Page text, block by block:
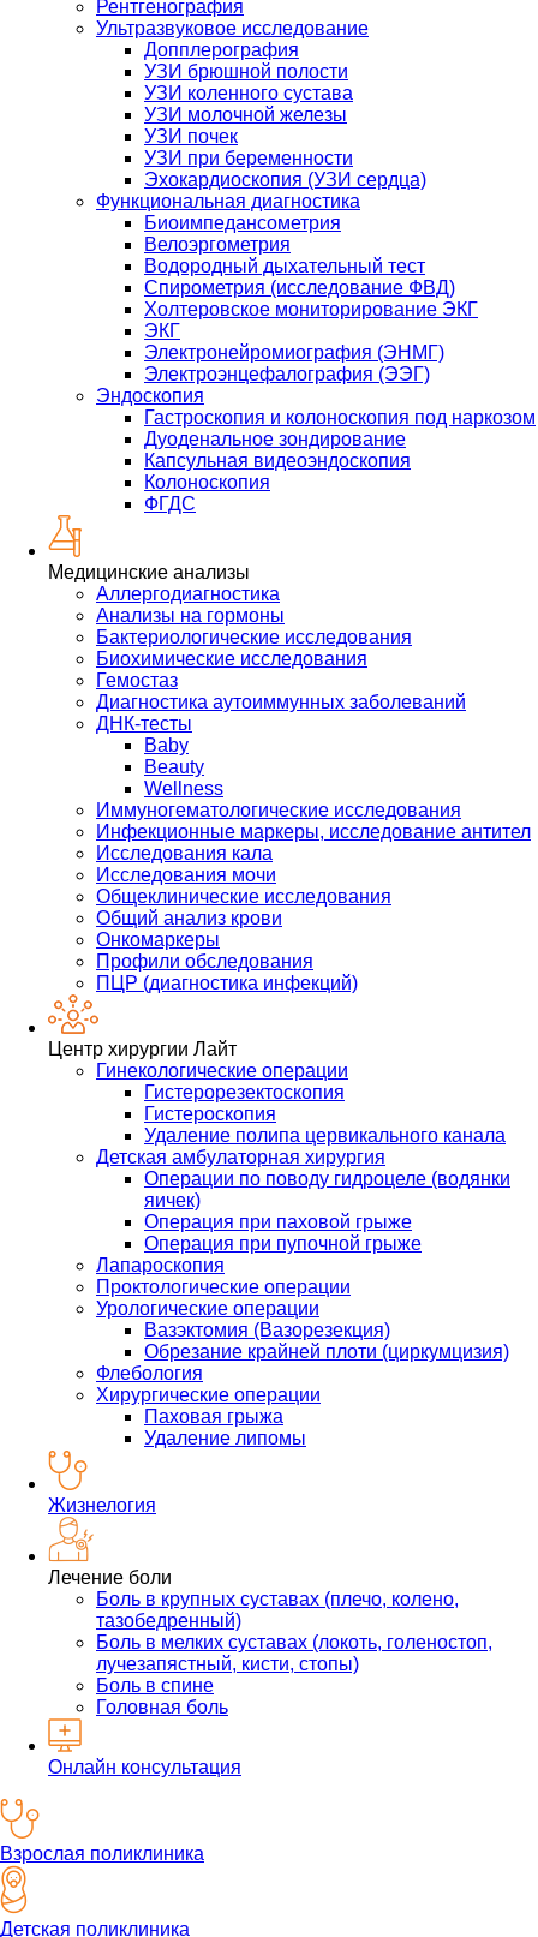
Рентгенография
Ультразвуковое исследование
Допплерография
УЗИ брюшной полости
УЗИ коленного сустава
УЗИ молочной железы
УЗИ почек
УЗИ при беременности
Эхокардиоскопия (УЗИ сердца)
Функциональная диагностика
Биоимпедансометрия
Велоэргометрия
Водородный дыхательный тест
Спирометрия (исследование ФВД)
Холтеровское мониторирование ЭКГ
ЭКГ
Электронейромиография (ЭНМГ)
Электроэнцефалография (ЭЭГ)
Эндоскопия
Гастроскопия и колоноскопия под наркозом
Дуоденальное зондирование
Капсульная видеоэндоскопия
Колоноскопия
ФГДС
Медицинские анализы
Аллергодиагностика
Анализы на гормоны
Бактериологические исследования
Биохимические исследования
Гемостаз
Диагностика аутоиммунных заболеваний
ДНК-тесты
Baby
Beauty
Wellness
Иммуногематологические исследования
Инфекционные маркеры, исследование антител
Исследования кала
Исследования мочи
Общеклинические исследования
Общий анализ крови
Онкомаркеры
Профили обследования
ПЦР (диагностика инфекций)
Центр хирургии Лайт
Гинекологические операции
Гистерорезектоскопия
Гистероскопия
Удаление полипа цервикального канала
Детская амбулаторная хирургия
Операции по поводу гидроцеле (водянки
яичек)
Операция при паховой грыже
Операция при пупочной грыже
Лапароскопия
Проктологические операции
Урологические операции
Вазэктомия (Вазорезекция)
Обрезание крайней плоти (циркумцизия)
Флебология
Хирургические операции
Паховая грыжа
Удаление липомы
Жизнелогия
Лечение боли
Боль в крупных суставах (плечо, колено,
тазобедренный)
Боль в мелких суставах (локоть, голеностоп,
лучезапястный, кисти, стопы)
Боль в спине
Головная боль
Онлайн консультация
Взрослая поликлиника
Детская поликлиника